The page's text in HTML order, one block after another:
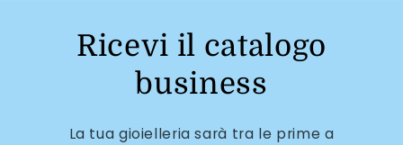
Ricevi il catalogo
business
La tua gioielleria sarà tra le prime a